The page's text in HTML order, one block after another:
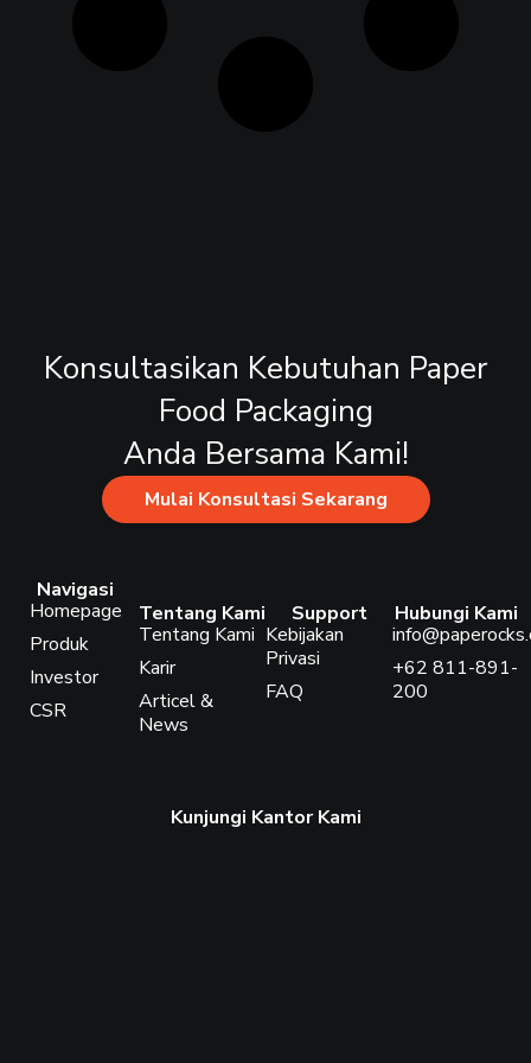
Konsultasikan Kebutuhan Paper
Food Packaging
Anda Bersama Kami!
Mulai Konsultasi Sekarang
Navigasi
Homepage
Produk
Investor
CSR
Tentang Kami
Tentang Kami
Karir
Articel &
News
Support
Kebijakan
Privasi
FAQ
Hubungi Kami
+62 811-891-
200
Kunjungi Kantor Kami